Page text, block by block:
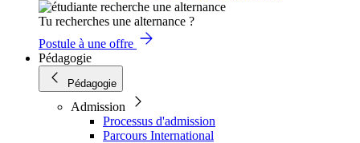
Tu recherches une alternance ?
Postule à une offre
Pédagogie
Pédagogie
Admission
Processus d'admission
Parcours International